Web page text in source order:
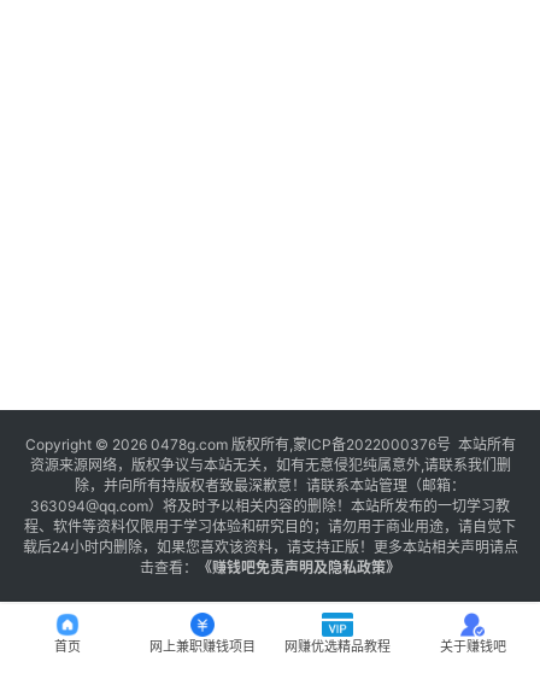
Copyright © 2026 0478g.com 版权所有,蒙ICP备2022000376号 本站所有
资源来源网络，版权争议与本站无关，如有无意侵犯纯属意外,请联系我们删
除，并向所有持版权者致最深歉意！请联系本站管理（邮箱：
363094@qq.com）将及时予以相关内容的删除！本站所发布的一切学习教
程、软件等资料仅限用于学习体验和研究目的；请勿用于商业用途，请自觉下
载后24小时内删除，如果您喜欢该资料，请支持正版！更多本站相关声明请点
击查看：
《赚钱吧免责声明及隐私政策》
首页 网上兼职赚钱项目 网赚优选精品教程 关于赚钱吧